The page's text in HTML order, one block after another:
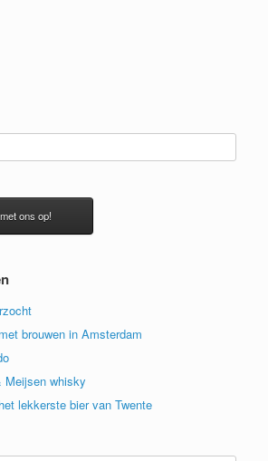
ons op!
brouwen in Amsterdam
Meijsen whisky
lekkerste bier van Twente